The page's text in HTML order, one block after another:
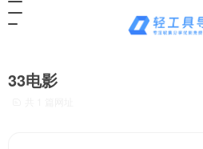
33电影